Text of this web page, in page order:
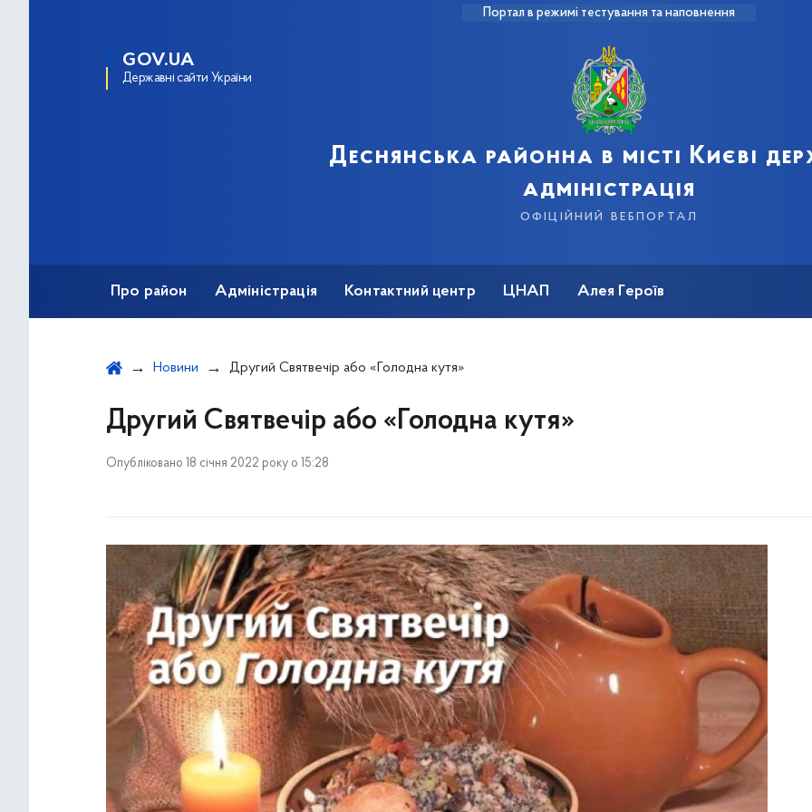
Портал в режимі тестування та наповнення
GOV.UA
Державні сайти України
Деснянська районна в місті Києві
адміністрація
офіційний вебпортал
Про район Адміністрація Контактний центр ЦНАП Алея Героїв
Новини Другий Святвечір або «Голодна кутя»
Другий Святвечір або «Голодна кутя»
Опубліковано 18 січня 2022 року о 15:28